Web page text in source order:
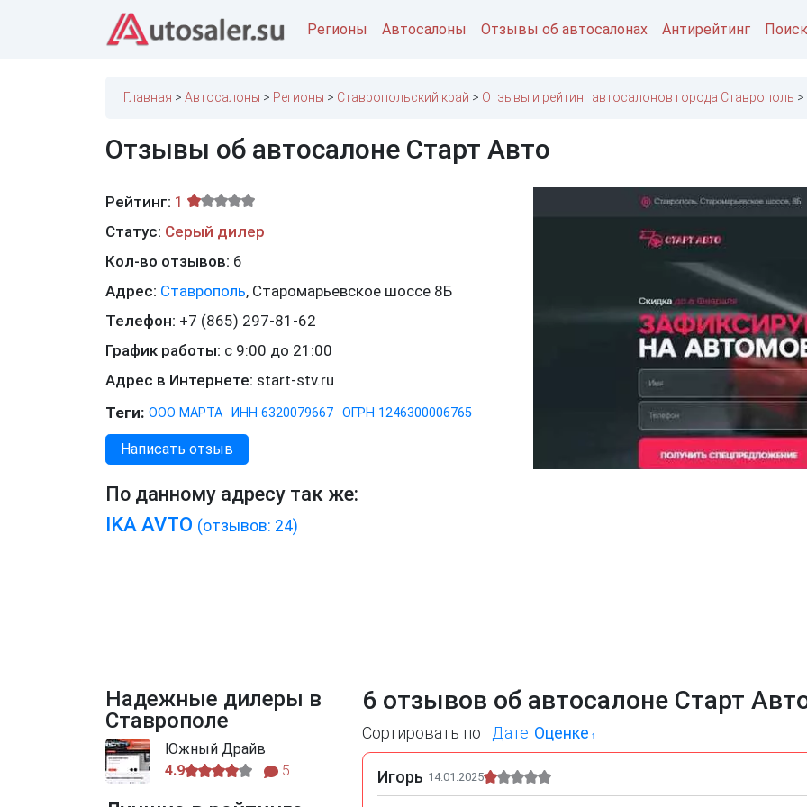
Регионы Автосалоны Отзывы об автосалонах Антирейтинг Поиск
Главная Автосалоны Регионы Ставропольский край Отзывы и рейтинг автосалонов города Ставрополь
Отзывы об автосалоне Старт Авто
Рейтинг: 1
Статус: Серый дилер
Кол-во отзывов: 6
Адрес: Ставрополь, Старомарьевское шоссе 8Б
Телефон: +7 (865) 297-81-62
График работы: с 9:00 до 21:00
Адрес в Интернете: start-stv.ru
Теги: ООО МАРТА ИНН 6320079667 ОГРН 1246300006765
Написать отзыв
По данному адресу так же:
IKA AVTO (отзывов: 24)
6 отзывов об автосалоне Старт
Сортировать по Дате Оценке
Игорь 14.01.2025
Надежные дилеры в
Ставрополе
Южный Драйв
4.9
5